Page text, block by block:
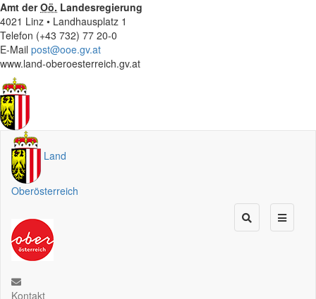
Amt derOö. Landesregierung
4021 Linz • Landhausplatz 1
Telefon (+43 732) 77 20-0
E-Mail post@ooe.gv.at
www.land-oberoesterreich.gv.at
Land
Oberösterreich
Kontakt